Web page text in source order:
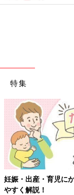
特集
妊娠・出産・育児に
やすく解説！